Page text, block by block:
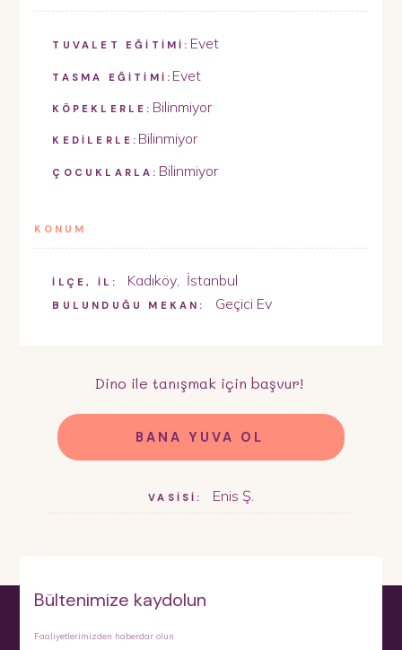
TUVALET EĞİTİMİ: Evet
TASMA EĞİTİMİ: Evet
KÖPEKLERLE: Bilinmiyor
KEDİLERLE: Bilinmiyor
ÇOCUKLARLA: Bilinmiyor
KONUM
İLÇE, İL: Kadıköy İstanbul
BULUNDUĞU MEKAN: Geçici Ev
Dino ile tanışmak için başvur!
BANA YUVA OL
VASİSİ: Enis Ş.
Bültenimize kaydolun
Faaliyetlerimizden haberdar olun